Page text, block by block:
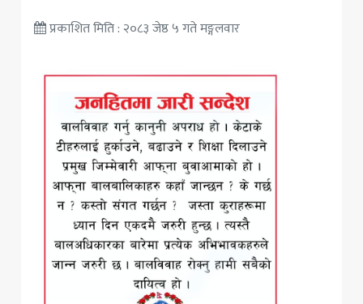
प्रकाशित मिति : २०८३ जेष्ठ ५ गते मङ्गलवार